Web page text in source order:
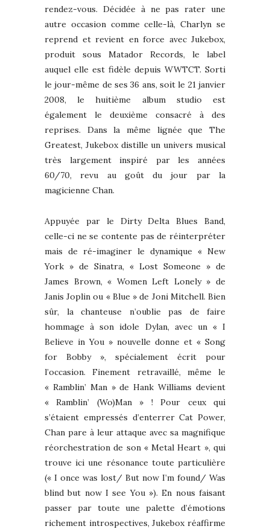
rendez-vous. Décidée à ne pas rater une
autre occasion comme celle-là, Charlyn se
reprend et revient en force avec Jukebox,
produit sous Matador Records, le label
auquel elle est fidèle depuis WWTCT. Sorti
le jour-même de ses 36 ans, soit le 21 janvier
2008, le huitième album studio est
également le deuxième consacré à des
reprises. Dans la même lignée que The
Greatest, Jukebox distille un univers musical
très largement inspiré par les années
60/70, revu au goût du jour par la
magicienne Chan.
Appuyée par le Dirty Delta Blues Band,
celle-ci ne se contente pas de réinterpréter
mais de ré-imaginer le dynamique « New
York » de Sinatra, « Lost Someone » de
James Brown, « Women Left Lonely » de
Janis Joplin ou « Blue » de Joni Mitchell. Bien
sûr, la chanteuse n’oublie pas de faire
hommage à son idole Dylan, avec un « I
Believe in You » nouvelle donne et « Song
for Bobby », spécialement écrit pour
l’occasion. Finement retravaillé, même le
« Ramblin’ Man » de Hank Williams devient
« Ramblin’ (Wo)Man » ! Pour ceux qui
s’étaient empressés d’enterrer Cat Power,
Chan pare à leur attaque avec sa magnifique
réorchestration de son « Metal Heart », qui
trouve ici une résonance toute particulière
(« I once was lost/ But now I’m found/ Was
blind but now I see You »). En nous faisant
passer par toute une palette d’émotions
richement introspectives, Jukebox réaffirme